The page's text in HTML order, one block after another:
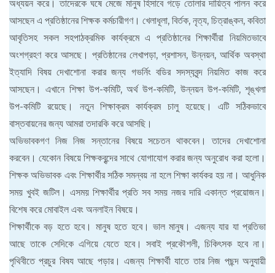
অধ্যয়ন করে। তাদেরকে ঘষে মেজে মানুষ হিসাবে গড়ে তোলার দায়িত্ব পালন করে
আসছেন এ প্রতিষ্ঠানের শিক্ষক কর্মচারীগণ। খেলাধূলা, বির্তক, নৃত্য, চিত্রাঙ্কন, কবিতা
আবৃতিসহ সকল সহপাঠক্রমিক কার্যক্রমে এ প্রতিষ্ঠানের শিক্ষার্থীরা নিয়মিতভাবে
অংশগ্রহণ করে আসছে। প্রতিষ্ঠানের লেখাপড়া, প্রশাসন, উন্নয়ন, আর্থিক অবস্থা
ইত্যাদি বিষয় দেখাশোনা করার জন্য গভর্নিং বডির সদস্যবৃন্দ নিয়মিত কাজ করে
আসছেন। এখানে শিক্ষা উপ-কমিটি, অর্থ উপ-কমিটি, উন্নয়ন উপ-কমিটি, শৃঙ্খলা
উপ-কমিটি রয়েছে। নতুন শিক্ষাক্রম কার্যক্রম চালু হয়েছে। এটি সঠিকভাবে
বাস্তবায়নের জন্য আমরা তদারকি করে আসছি।
অভিভাবকগণ নিজ নিজ সন্তানের বিষয়ে সচেতন থাকবেন। তাদের দেখাশোনা
করবেন। যেকোন বিষয়ে শিক্ষকবৃন্দের সাথে যোগাযোগ করার জন্য অনুরোধ করা হলো।
শিক্ষক অভিভাবক এবং শিক্ষার্থীর সঠিক সমন্বয় না হলে শিক্ষা কার্যকর হয় না। আধুনিক
সময় খুবই জটিল। এসময় শিক্ষার্থীর প্রতি সব সময় নজর দারি একান্ত প্রয়োজন।
বিশেষ করে মোবাইল এবং অনলাইন বিষয়ে।
শিক্ষার্থীকে বড় হতে হবে। মানুষ হতে হবে। ভাল মানুষ। এজন্য যার যা প্রতিভা
আছে তাকে সেদিকে এগিয়ে যেতে হবে। সবাই প্রকৌশলী, চিকিৎসক হবে না।
পৃথিবীতে প্রচুর বিষয আছে পড়ার। এজন্য শিক্ষার্থী যাতে তার নিজ পছন্দ অনুযায়ী